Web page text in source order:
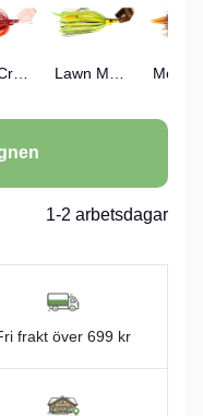
1-2 arbetsdagar
frakt över 699 kr